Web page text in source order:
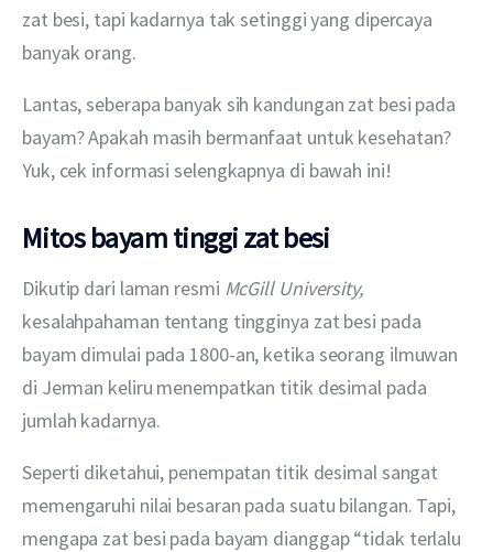
zat besi, tapi kadarnya tak setinggi yang dipercaya
banyak orang.
Lantas, seberapa banyak sih kandungan zat besi pada
bayam? Apakah masih bermanfaat untuk kesehatan?
Yuk, cek informasi selengkapnya di bawah ini!
Mitos bayam tinggi zat besi
Dikutip dari laman resmi McGill University,
kesalahpahaman tentang tingginya zat besi pada
bayam dimulai pada 1800-an, ketika seorang ilmuwan
di Jerman keliru menempatkan titik desimal pada
jumlah kadarnya.
Seperti diketahui, penempatan titik desimal sangat
memengaruhi nilai besaran pada suatu bilangan. Tapi,
mengapa zat besi pada bayam dianggap “tidak terlalu